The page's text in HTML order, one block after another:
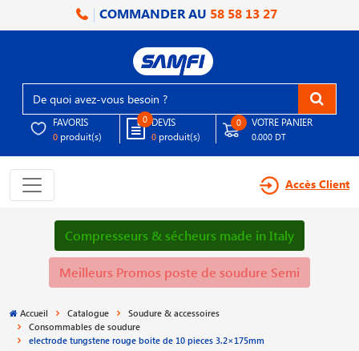
COMMANDER AU 58 58 13 27
FAVORIS
0 produit(s)
0 DEVIS
0 produit(s)
0 VOTRE PANIER
0.000 DT
Accès Client
Compresseurs & sécheurs made in Italy
Meilleurs Promos poste de soudure Semi
Accueil Catalogue
Soudure & accessoires
Consommables de soudure
electrode tungstene rouge boite de 10 pieces 3.2×175mm